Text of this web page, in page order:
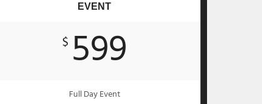
EVENT
$ 599
Full Day Event